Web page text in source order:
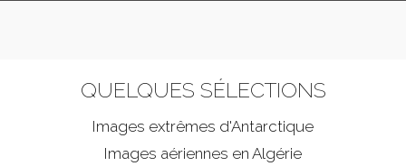
QUELQUES SÉLECTIONS
Images extrêmes d'Antarctique
Images aériennes en Algérie